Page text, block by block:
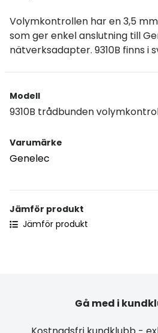
Volymkontrollen har en 3,5
som ger enkel anslutning till
nätverksadapter. 9310B finns i
Modell
9310B trådbunden
Varumärke
Genelec
Jämför produkt
Jämför produkt
Gå med i